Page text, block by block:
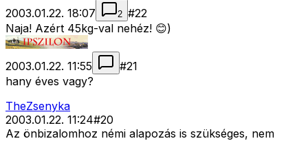
2003.01.22. 18:07
2 #22
Naja! Azért 45kg-val nehéz! 😊)
2003.01.22. 11:55 #21
hany éves vagy?
TheZsenyka
2003.01.22. 11:24#20
Az önbizalomhoz némi alapozás is szükséges, nem